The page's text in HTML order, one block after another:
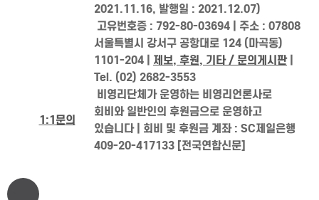
2021.11.16, 발행일 : 2021.12.07)
고유번호증 : 792-80-03694 | 주소 : 07808
서울특별시 강서구 공항대로 124 (마곡동)
1101-204 | 제보, 후원, 기타 / 문의게시판|
Tel. (02) 2682-3553
1:1문의
비영리단체가 운영하는 비영리언론사로
회비와 일반인의 후원금으로 운영하고
있습니다 | 회비 및 후원금 계좌 : SC제일은행
409-20-417133 [전국연합신문]